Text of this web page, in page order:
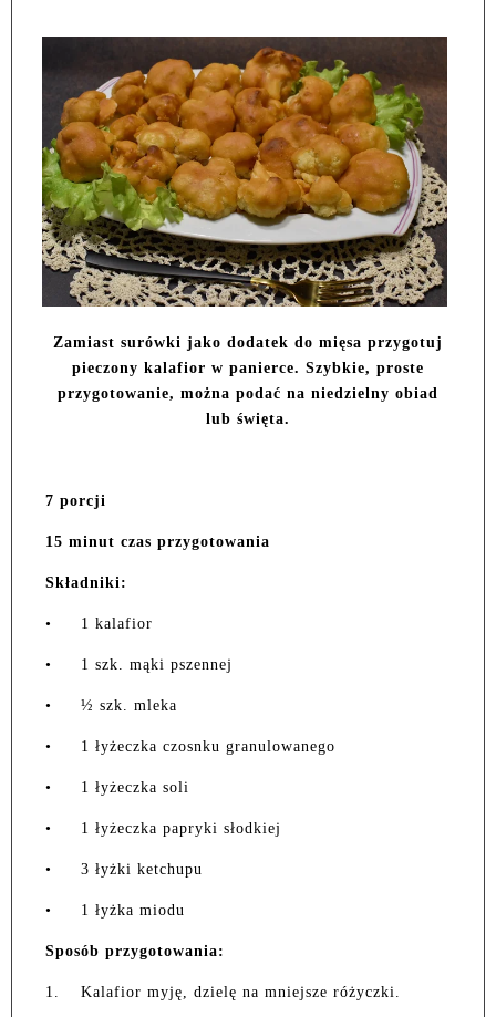
Zamiast surówki jako dodatek do mięsa przygotuj
pieczony kalafior w panierce. Szybkie, proste
przygotowanie, można podać na niedzielny obiad
lub święta.
7 porcji
15 minut czas przygotowania
Składniki:
• 1 kalafior
• 1 szk. mąki pszennej
• ½ szk. mleka
• 1 łyżeczka czosnku granulowanego
• 1 łyżeczka soli
• 1 łyżeczka papryki słodkiej
• 3 łyżki ketchupu
• 1 łyżka miodu
Sposób przygotowania:
1. Kalafior myję, dzielę na mniejsze różyczki.